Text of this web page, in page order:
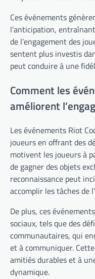
Ces événements
l’anticipation,
de l’engagement des
sentent plus investis
peut conduire à une
Comment les
améliorent
Les événements Riot
joueurs en offrant des
motivent les joueurs à
de gagner des objets
reconnaissance peut
accomplir les tâches de
De plus, ces
sociaux, tels que des
communautaires, qui
et à communiquer.
amitiés durables et à
dynamique.